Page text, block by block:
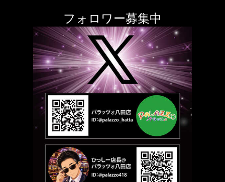
フォロワー募集中